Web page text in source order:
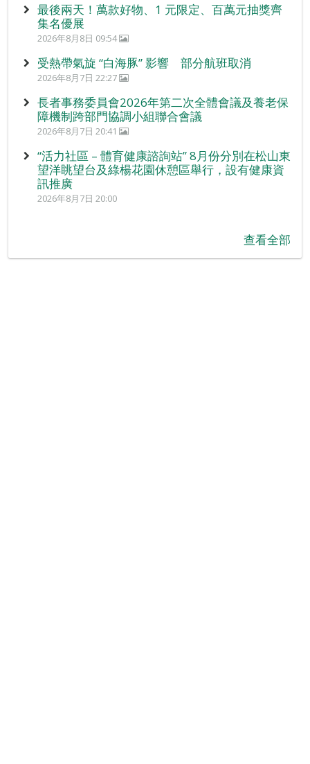
最後兩天！萬款好物、1 元限定、百萬元抽獎齊
集名優展
2026年8月8日 09:54
受熱帶氣旋 “白海豚” 影響 部分航班取消
2026年8月7日 22:27
長者事務委員會2026年第二次全體會議及養老保
障機制跨部門協調小組聯合會議
2026年8月7日 20:41
“活力社區 – 體育健康諮詢站” 8月份分別在松山東
望洋眺望台及綠楊花園休憩區舉行，設有健康資
訊推廣
2026年8月7日 20:00
查看全部